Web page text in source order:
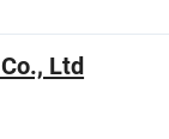
Ltd